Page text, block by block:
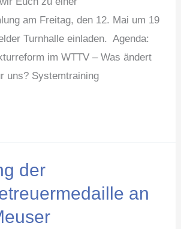
am Freitag, den 12. Mai um 19
Turnhalle einladen. Agenda:
im WTTV – Was ändert
uns? Systemtraining
der
an